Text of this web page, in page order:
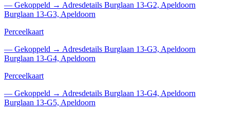
— Gekoppeld → Adresdetails Burglaan 13-G2, Apeldoorn
Burglaan 13-G3, Apeldoorn
Perceelkaart
— Gekoppeld → Adresdetails Burglaan 13-G3, Apeldoorn
Burglaan 13-G4, Apeldoorn
Perceelkaart
— Gekoppeld → Adresdetails Burglaan 13-G4, Apeldoorn
Burglaan 13-G5, Apeldoorn